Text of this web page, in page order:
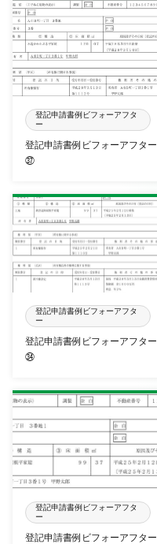
登記申請書例ビフォーアフタ
ー
登記申請書例ビフォーアフター
㊲
登記申請書例ビフォーアフタ
ー
登記申請書例ビフォーアフター
㉞
登記申請書例ビフォーアフタ
ー
登記申請書例ビフォーアフター